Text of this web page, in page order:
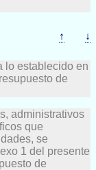
↑ ↓
lo establecido en
de
administrativos
que
se
1 del presente
de